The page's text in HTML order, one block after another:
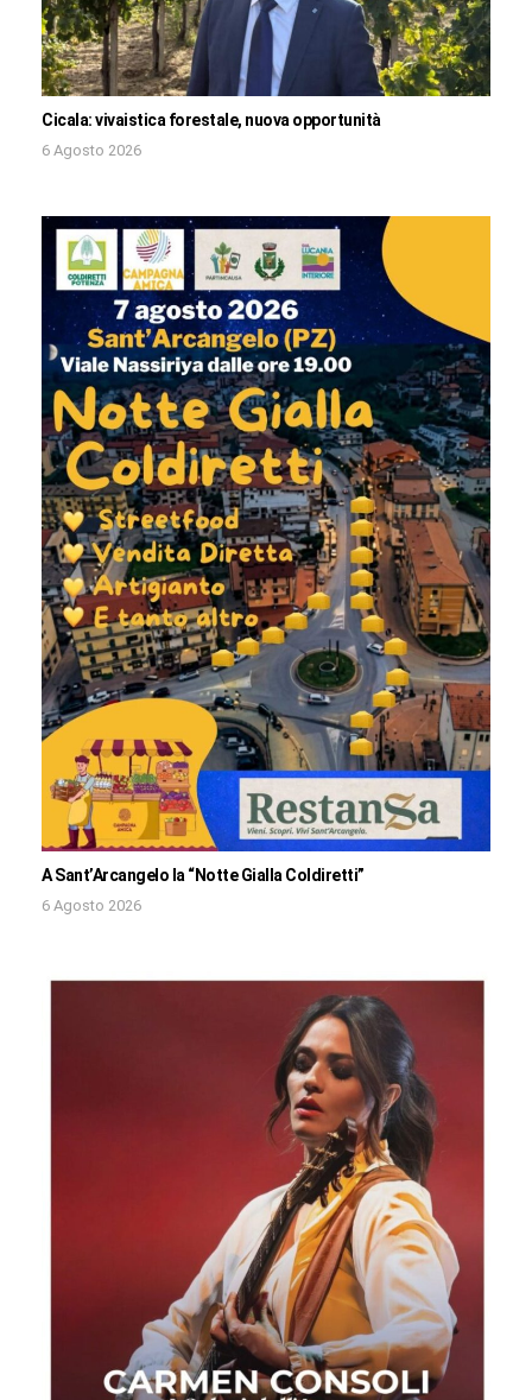
Cicala: vivaistica forestale, nuova opportunità
6 Agosto 2026
A Sant’Arcangelo la “Notte Gialla Coldiretti”
6 Agosto 2026